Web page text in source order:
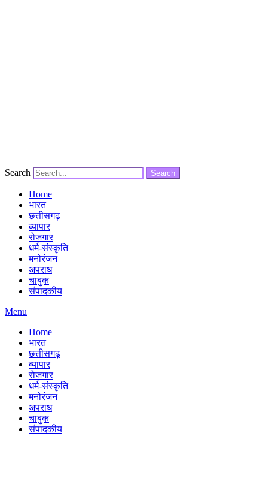
Search Search
Home
भारत
छत्तीसगढ़
व्यापार
रोजगार
धर्म-संस्कृति
मनोरंजन
अपराध
चाबुक
संपादकीय
Menu
Home
भारत
छत्तीसगढ़
व्यापार
रोजगार
धर्म-संस्कृति
मनोरंजन
अपराध
चाबुक
संपादकीय